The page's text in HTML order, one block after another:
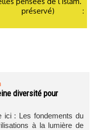
préservé) :
diversité pour
ici : Les fondements du
à la lumière de